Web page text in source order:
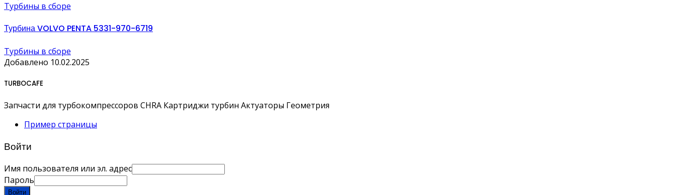
Турбины в сборе
Турбина VOLVO PENTA 5331-970-6719
Турбины в сборе
Добавлено 10.02.2025
TURBOCAFE
Запчасти для турбокомпрессоров CHRA Картриджи турбин Актуаторы Геометрия
Пример страницы
Войти
Имя пользователя или эл. адрес
Пароль
Войти